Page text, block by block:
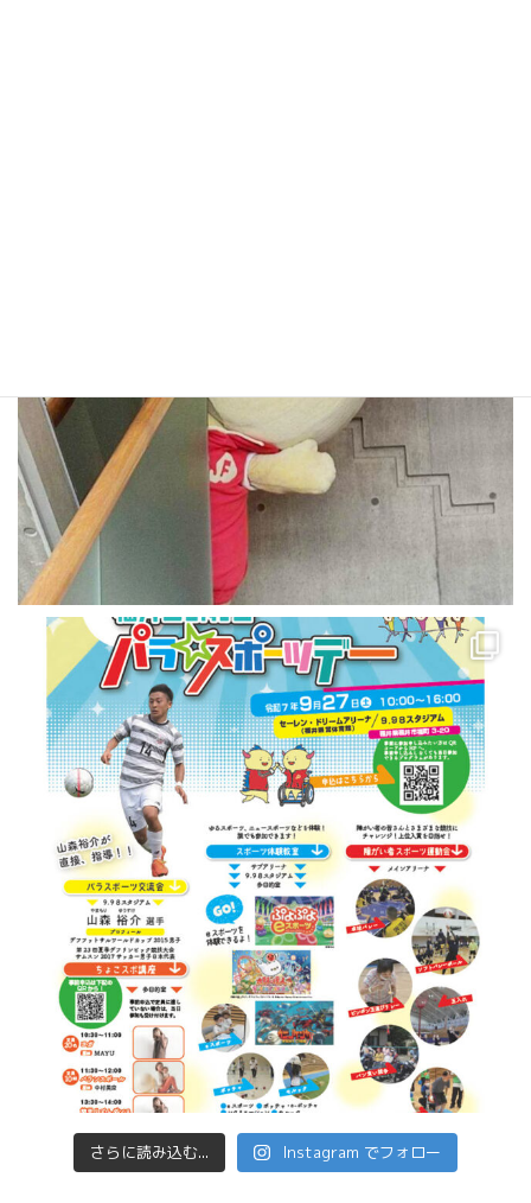
さらに読み込む... Instagram でフォロー